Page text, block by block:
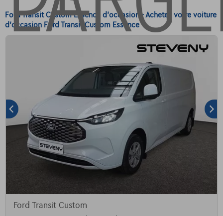
Ford Transit Custom Essence d'occasion - Achetez votre voiture
d'occasion Ford Transit Custom Essence
Ford Transit Custom